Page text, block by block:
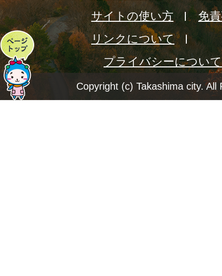
ペ
ー
ジ
サイトの使い方
免
リンクについて
プライバシーについて
Copyright (c) Takashima city. All